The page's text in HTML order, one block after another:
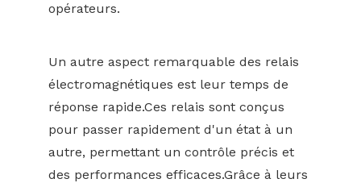
opérateurs.
Un autre aspect remarquable des relais
électromagnétiques est leur temps de
réponse rapide.Ces relais sont conçus
pour passer rapidement d'un état à un
autre, permettant un contrôle précis et
des performances efficaces.Grâce à leurs